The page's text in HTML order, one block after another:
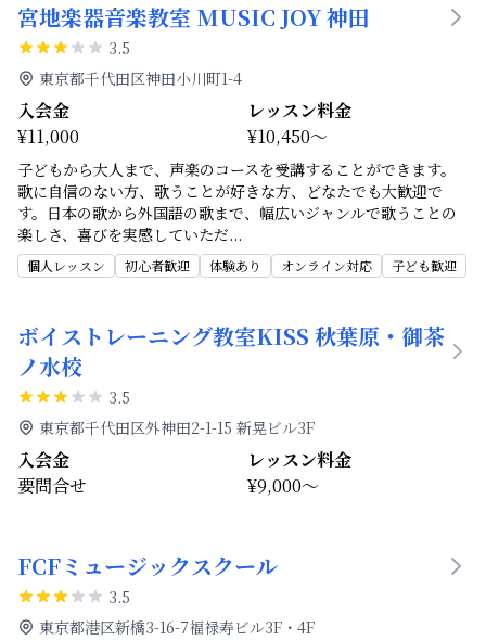
宮地楽器音楽教室 MUSIC JOY 神田
3.5
東京都千代田区神田小川町1-4
入会金
¥11,000
レッスン料金
¥10,450～
子どもから大人まで、声楽のコースを受講することができます。
歌に自信のない方、歌うことが好きな方、どなたでも大歓迎で
す。日本の歌から外国語の歌まで、幅広いジャンルで歌うことの
楽しさ、喜びを実感していただ...
個人レッスン 初心者歓迎 体験あり オンライン対応 子ども歓迎
ボイストレーニング教室KISS 秋葉原・御茶
ノ水校
3.5
東京都千代田区外神田2-1-15 新晃ビル3F
入会金
要問合せ
レッスン料金
¥9,000～
FCFミュージックスクール
3.5
東京都港区新橋3-16-7福禄寿ビル3F・4F